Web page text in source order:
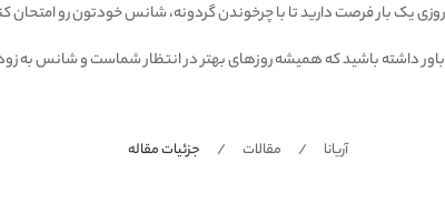
روزی یک بار فرصت دارید تا با چرخوندن گردونه، شانس خودتون رو امتحان
باور داشته باشید که همیشه روزهای بهتر در انتظار شماست و شانس به
آریانا مقالات جزئیات مقاله